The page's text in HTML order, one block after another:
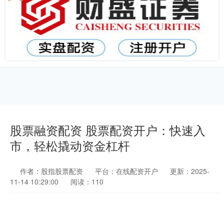
股票融资配资 股票配资开户：快速入
市，轻松撬动资金杠杆
作者：股指股票配资 平台：在线配资开户
更新：2025-
11-14 10:29:00
阅读：110